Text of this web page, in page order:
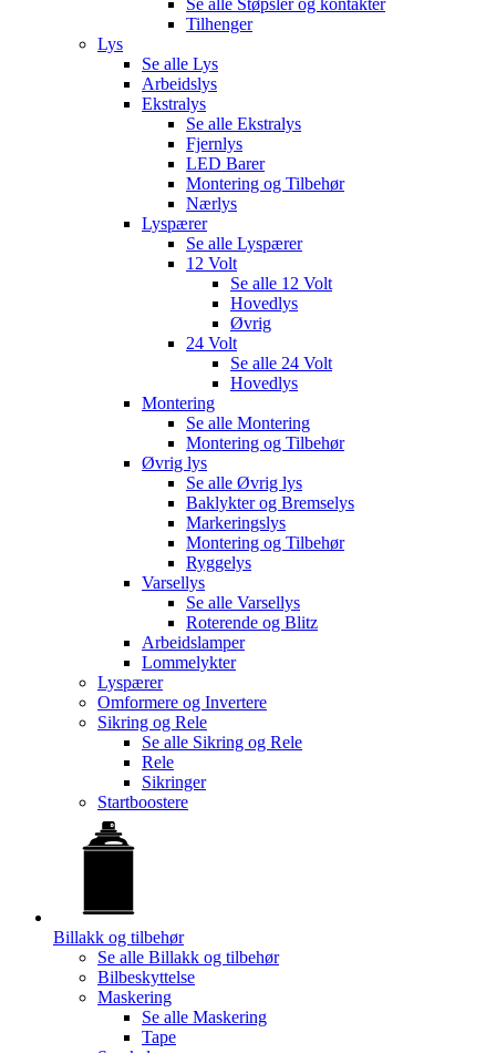
Tilhenger
Lys
Se alle Lys
Arbeidslys
Ekstralys
Se alle Ekstralys
Fjernlys
LED Barer
Montering og Tilbehør
Nærlys
Lyspærer
Se alle Lyspærer
12 Volt
Se alle 12 Volt
Hovedlys
Øvrig
24 Volt
Se alle 24 Volt
Hovedlys
Montering
Se alle Montering
Montering og Tilbehør
Øvrig lys
Se alle Øvrig lys
Baklykter og Bremselys
Markeringslys
Montering og Tilbehør
Ryggelys
Varsellys
Se alle Varsellys
Roterende og Blitz
Arbeidslamper
Lommelykter
Lyspærer
Omformere og Invertere
Sikring og Rele
Se alle Sikring og Rele
Rele
Sikringer
Startboostere
Billakk og tilbehør
Se alle Billakk og tilbehør
Bilbeskyttelse
Maskering
Se alle Maskering
Tape